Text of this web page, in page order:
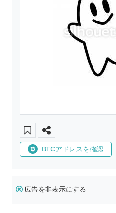
BTCアドレスを確認
広告を非表示にする